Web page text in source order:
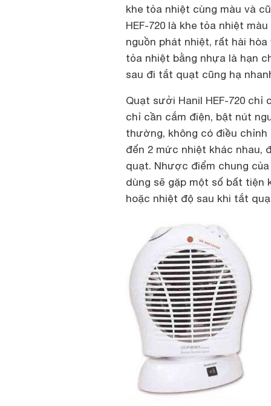
khe tỏa nhiệt cùng màu và
HEF-720 là khe tỏa nhiệt
nguồn phát nhiệt, rất hài
tỏa nhiệt bằng nhựa là hạn
sau đi tắt quạt cũng hạ
Quạt sưởi Hanil HEF-720
chỉ cần cắm điện, bật nút
thường, không có điều
đến 2 mức nhiệt khác nhau,
quạt. Nhược điểm chung
dùng sẽ gặp một số bất tiện
hoặc nhiệt độ sau khi tắt